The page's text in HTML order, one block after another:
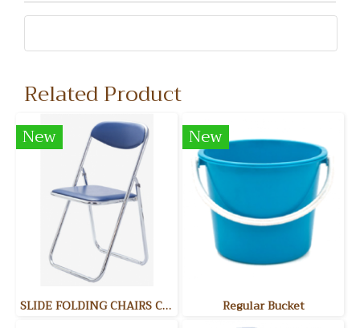
Related Product
New
SLIDE FOLDING CHAIRS CHROME PLATED FRAME & PAINTED FRAME เก้าอี้พับอเนกประสงค์ มีน้ำหนักเบา ขาสไลด์ ปลอดภัยขณะพับเก็บ โครงขามีทั้งแบบชุบโครเมี่ยม และพ่นสี
New
Regular Bucket